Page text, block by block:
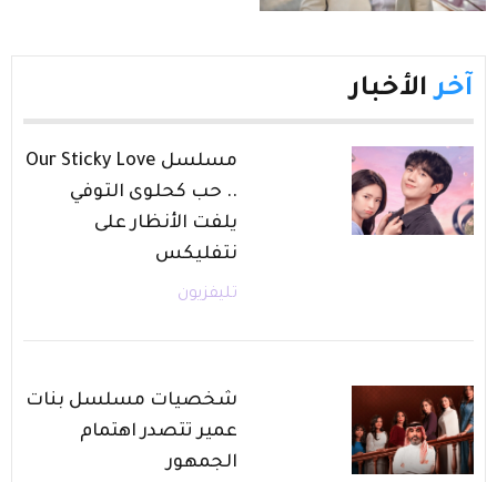
آخر الأخبار
مسلسل Our Sticky Love
.. حب كحلوى التوفي
يلفت الأنظار على
نتفليكس
تليفزيون
شخصيات مسلسل بنات
عمير تتصدر اهتمام
الجمهور